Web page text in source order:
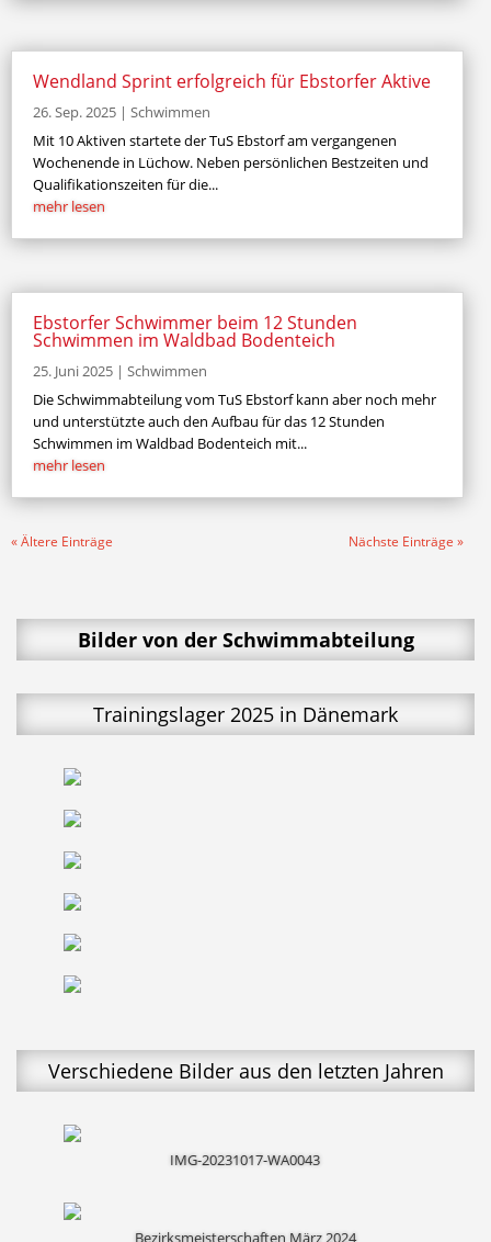
Wendland Sprint erfolgreich für Ebstorfer Aktive
26. Sep. 2025 | Schwimmen
Mit 10 Aktiven startete der TuS Ebstorf am vergangenen
Wochenende in Lüchow. Neben persönlichen Bestzeiten und
Qualifikationszeiten für die...
mehr lesen
Ebstorfer Schwimmer beim 12 Stunden
Schwimmen im Waldbad Bodenteich
25. Juni 2025 | Schwimmen
Die Schwimmabteilung vom TuS Ebstorf kann aber noch mehr
und unterstützte auch den Aufbau für das 12 Stunden
Schwimmen im Waldbad Bodenteich mit...
mehr lesen
« Ältere Einträge Nächste Einträge »
Bilder von der Schwimmabteilung
Trainingslager 2025 in Dänemark
Verschiedene Bilder aus den letzten Jahren
IMG-20231017-WA0043
Bezirksmeisterschaften März 2024